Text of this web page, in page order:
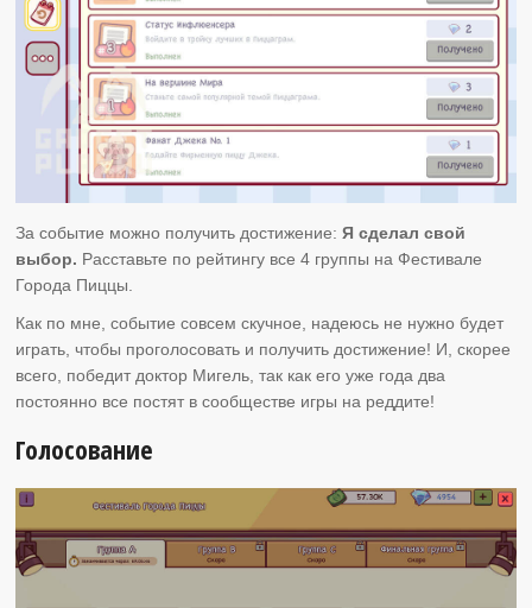
За событие можно получить достижение: Я сделал свой
выбор. Расставьте по рейтингу все 4 группы на Фестивале
Города Пиццы.
Как по мне, событие совсем скучное, надеюсь не нужно будет
играть, чтобы проголосовать и получить достижение! И, скорее
всего, победит доктор Мигель, так как его уже года два
постоянно все постят в сообществе игры на реддите!
Голосование